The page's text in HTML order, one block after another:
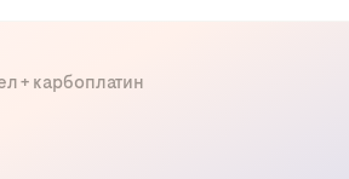
+ карбоплатин